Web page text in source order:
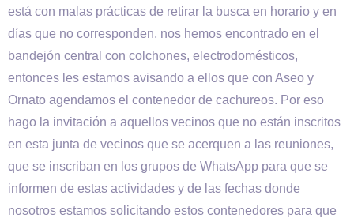
está con malas prácticas de retirar la busca en horario y en
días que no corresponden, nos hemos encontrado en el
bandejón central con colchones, electrodomésticos,
entonces les estamos avisando a ellos que con Aseo y
Ornato agendamos el contenedor de cachureos. Por eso
hago la invitación a aquellos vecinos que no están inscritos
en esta junta de vecinos que se acerquen a las reuniones,
que se inscriban en los grupos de WhatsApp para que se
informen de estas actividades y de las fechas donde
nosotros estamos solicitando estos contenedores para que